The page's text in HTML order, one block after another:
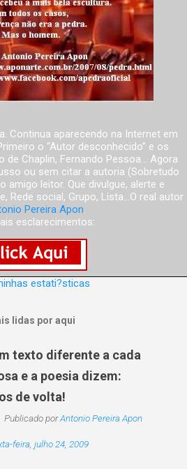
Continua aparecendo na Internet em
o “Autor desconhecido” e os
de Chaplin, Fernando Pessoa... Agora
ou sem citar a autoria (Sobretudo
amigo leitor. Que divulgue, alerte e
Rede social, Grupo, Lista...O real autor
Pereira Apon.
esclarecimentos:
estati?sticas
lidas por aqui
texto diferente a cada
e a poesia dizem:
de volta!
Publicado porAntonio Pereira Apon
feira, julho 24, 2009